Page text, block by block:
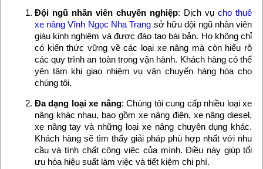
Đội ngũ nhân viên chuyên nghiệp: Dịch vụcho thuê
xe nâng Vĩnh Ngọc Nha Trang sở hữu đội ngũ nhân viên
giàu kinh nghiệm và được đào tạo bài bản. Họ không chỉ
có kiến thức vững về các loại xe nâng mà còn hiểu rõ
các quy trình an toàn trong vận hành. Khách hàng có thể
yên tâm khi giao nhiệm vụ vận chuyển hàng hóa cho
chúng tôi.
Đa dạng loại xe nâng: Chúng tôi cung cấp nhiều loại xe
nâng khác nhau, bao gồm xe nâng điện, xe nâng diesel,
xe nâng tay và những loại xe nâng chuyên dụng khác.
Khách hàng sẽ tìm thấy giải pháp phù hợp nhất với nhu
cầu và tính chất công việc của mình. Điều này giúp tối
ưu hóa hiệu suất làm việc và tiết kiệm chi phí.